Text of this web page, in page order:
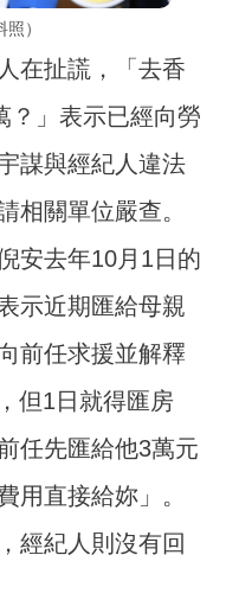
）
在扯謊，「去香
？」表示已經向勞
謀與經紀人違法
相關單位嚴查。
安去年10月1日的
示近期匯給母親
前任求援並解釋
但1日就得匯房
任先匯給他3萬元
用直接給妳」。
經紀人則沒有回